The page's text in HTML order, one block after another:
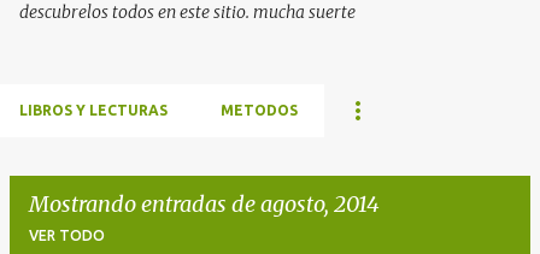
descubrelos todos en este sitio. mucha suerte
LIBROS Y LECTURAS METODOS
Mostrando entradas de agosto, 2014
VER TODO